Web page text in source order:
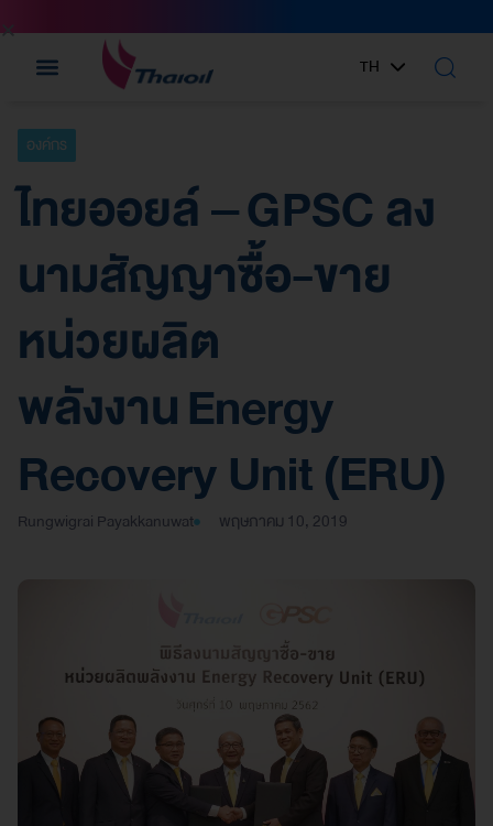
TH
EN
องค์กร
ไทยออยล์ – GPSC ลง
นามสัญญาซื้อ-ขาย
หน่วยผลิต
พลังงาน Energy
Recovery Unit (ERU)
Rungwigrai Payakkanuwat พฤษภาคม 10, 2019